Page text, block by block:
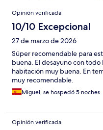
Opiniones
Opinión verificada
10/10 Excepcional
27 de marzo de 2026
Súper recomendable para
buena. El desayuno con todo
habitación muy buena. En
muy recomendable.
Miguel, se hospedó 5 noches
Opinión verificada